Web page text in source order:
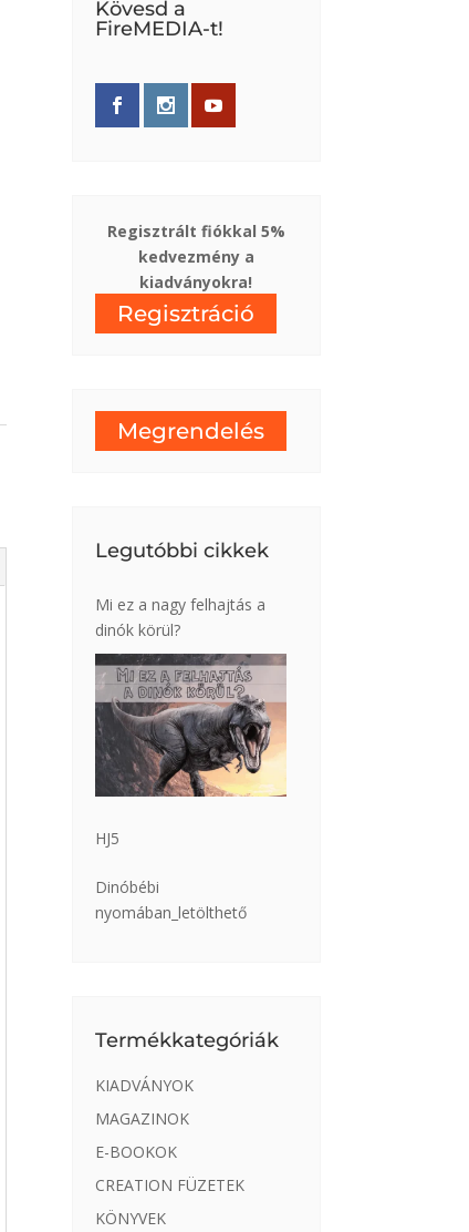
Kövesd a
FireMEDIA-t!
Regisztrált fiókkal 5%
kedvezmény a
kiadványokra!
Regisztráció
Megrendelés
Legutóbbi cikkek
Mi ez a nagy felhajtás a
dinók körül?
HJ5
Dinóbébi
nyomában_letölthető
Termékkategóriák
KIADVÁNYOK
MAGAZINOK
E-BOOKOK
CREATION FÜZETEK
KÖNYVEK